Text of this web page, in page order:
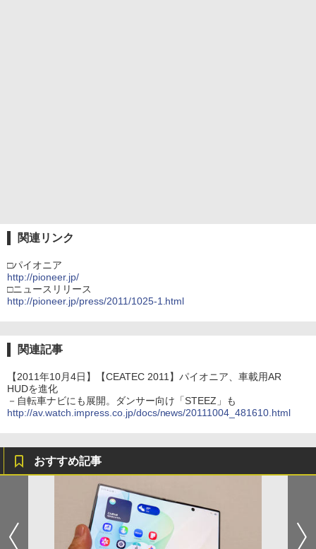
関連リンク
□パイオニア
http://pioneer.jp/
□ニュースリリース
http://pioneer.jp/press/2011/1025-1.html
関連記事
【2011年10月4日】【CEATEC 2011】パイオニア、車載用AR
HUDを進化
－自転車ナビにも展開。ダンサー向け「STEEZ」も
http://av.watch.impress.co.jp/docs/news/20111004_481610.html
おすすめ記事